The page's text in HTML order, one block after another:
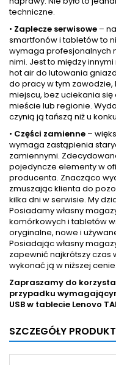
techniczne.
• Zaplecze serwisowe –
smartfonów i tabletów to
wymaga profesjonalnych
nimi. Jest to między
hot air do lutowania
do pracy w tym
miejscu, bez uciekania
mieście lub regionie.
czynią ją tańszą niż u
• Części zamienne –
wymaga zastąpienia
zamiennymi.
pojedyncze elementy w
producenta. Znacząco
zmuszając klienta do
kilka dni w serwisie. My
Posiadamy własny
komórkowych i tabletów
oryginalne, nowe i
Posiadając własny
zapewnić najkrótszy czas
wykonać ją w niższej cenie.
Zapraszamy do
przypadku
USB w tablecie Lenovo
SZCZEGÓŁY